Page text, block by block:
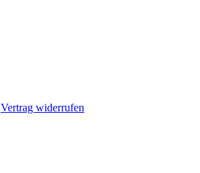
Vertrag widerrufen